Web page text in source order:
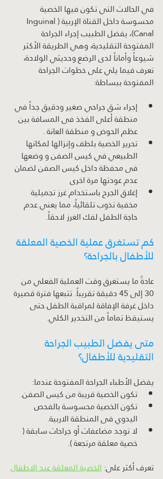
في الحالات التي تكون فيها الخصية
محسوسة داخل القناة الإربية (Inguinal
Canal)، يفضل الطبيب إجراء الجراحة
المفتوحة التقليدية، وهي الطريقة الأكثر
شيوعاً وأماناً لدى الرضع وحديثي الولادة،
تعرف فيما يلي على خطوات الجراحة
المفتوحة ببساطة:
إجراء شق جراحي صغير ودقيق جداً في
منطقة أعلى الفخذ فى المسافة بين
عظم الحوض و منطقة العانة .
تحرير الخصية بلطف وإنزالها لمكانها
الطبيعي في كيس الصفن و وضعها
فى محفظة داخل كيس الصفن لضمان
عدم عودتها مرة اخرى
إغلاق الجرح باستخدام غرز تجميلية
مخفية تذوب تلقائياً، مما يعني عدم
حاجة الطفل لفك الغرز لاحقاً.
كم تستغرق عملية الخصية المعلقة
للأطفال بالجراحة؟
عادةً ما يستغرق وقت العملية الفعلي من
30 إلى 45 دقيقة تقريباً. تتبعها فترة قصيرة
داخل غرفة الإفاقة لمراقبة الطفل حتى
يستيقظ تماماً من التخدير الكلي.
متى يفضل الطبيب الجراحة
التقليدية للأطفال؟
يفضل الأطباء الجراحة المفتوحة عندما:
تكون الخصية قريبة من كيس الصفن.
تكون الخصية محسوسة بالفحص
اليدوي فى المنطقة الاربية.
لا توجد مضاعفات أو جراحات سابقة (
خصية معلقة مرتجعة ).
تعرف أكثر على: الخصية المعلقة عند الاطفال